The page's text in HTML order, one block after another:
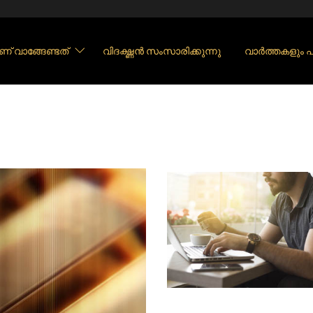
വാങ്ങേണ്ടത് വിദഗ്ദ്ധൻ സംസാരിക്കുന്നു വാർത്തകളും